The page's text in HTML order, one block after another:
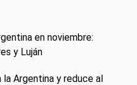
en noviembre:
y Luján
la Argentina y reduce al